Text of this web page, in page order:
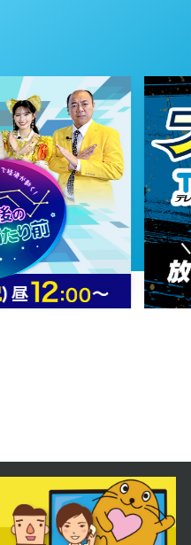
27日 放送
海道ペットフェスティ
！】
20日 放送
庭のカフェ＆ジェラー
！】
月03日 放送
キシコ料理タコスのレ
！】